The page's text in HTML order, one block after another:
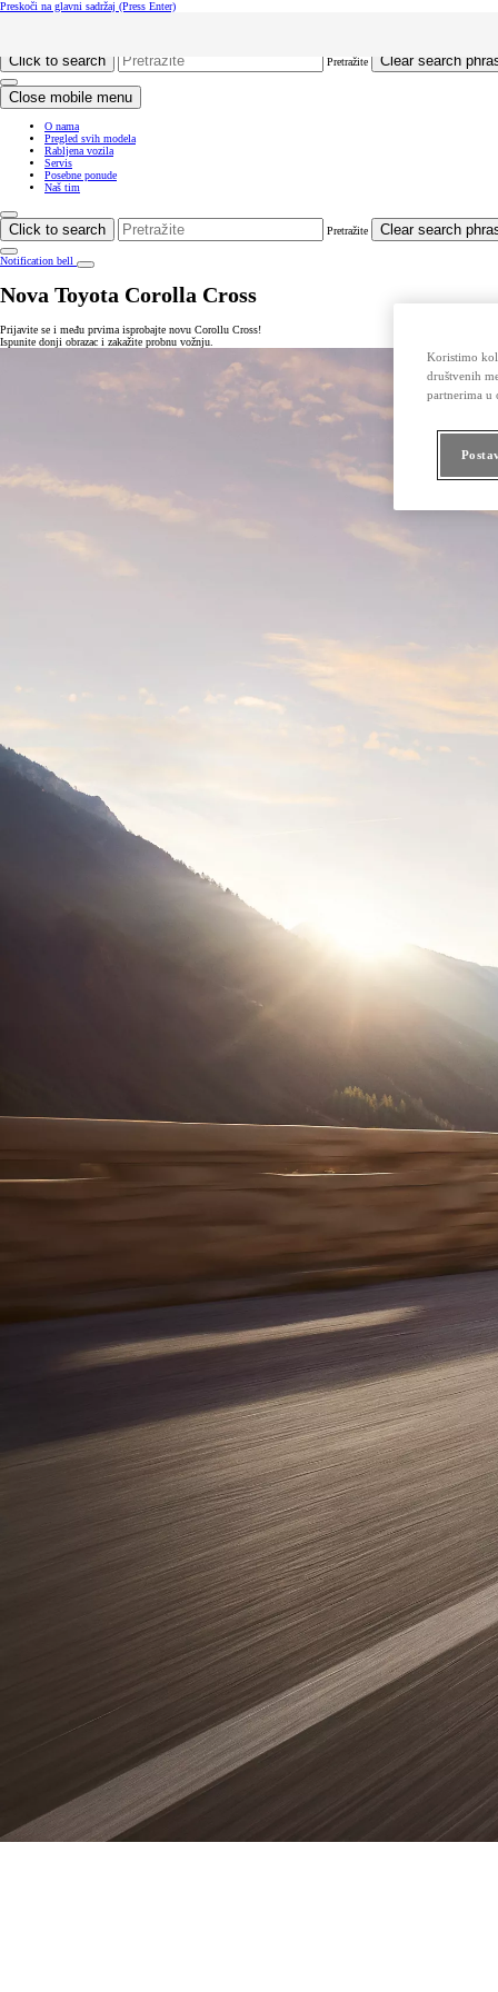
Preskoči na glavni sadržaj (Press Enter)
Click to search Pretražite Clear search
Close mobile menu
O nama
Pregled svih modela
Rabljena vozila
Servis
Posebne ponude
Naš tim
Click to search Pretražite Clear search
Notification bell
Nova Toyota Corolla Cross
Prijavite se i među prvima isprobajte novu Corollu Cross!
Ispunite donji obrazac i zakažite probnu vožnju.
Koristimo
društvenih
partnerima u